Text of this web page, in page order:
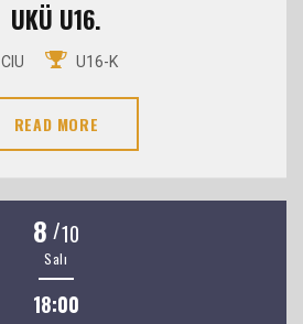
UKÜ U16.
CIU U16-K
READ MORE
8 /10
Salı
18:00